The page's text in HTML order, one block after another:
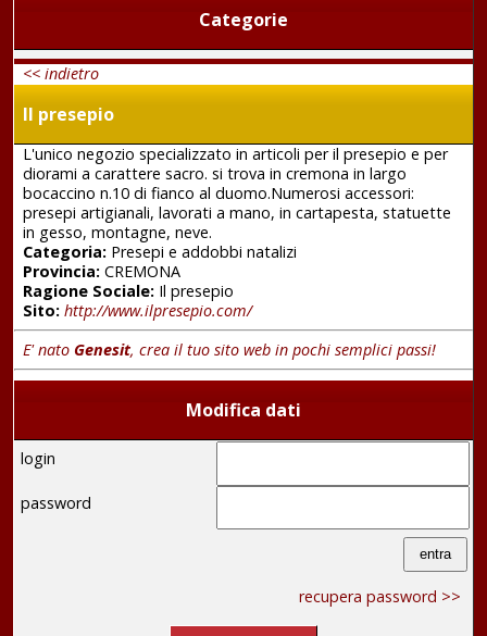
Categorie
<< indietro
Il presepio
L'unico negozio specializzato in articoli per il presepio e per
diorami a carattere sacro. si trova in cremona in largo
bocaccino n.10 di fianco al duomo.Numerosi accessori:
presepi artigianali, lavorati a mano, in cartapesta, statuette
in gesso, montagne, neve.
Categoria:Presepi e addobbi natalizi
Provincia:CREMONA
Ragione Sociale:Il presepio
Sito: http://www.ilpresepio.com/
E' nato Genesit, crea il tuo sito web in pochi semplici passi!
Modifica dati
login
password
recupera password >>